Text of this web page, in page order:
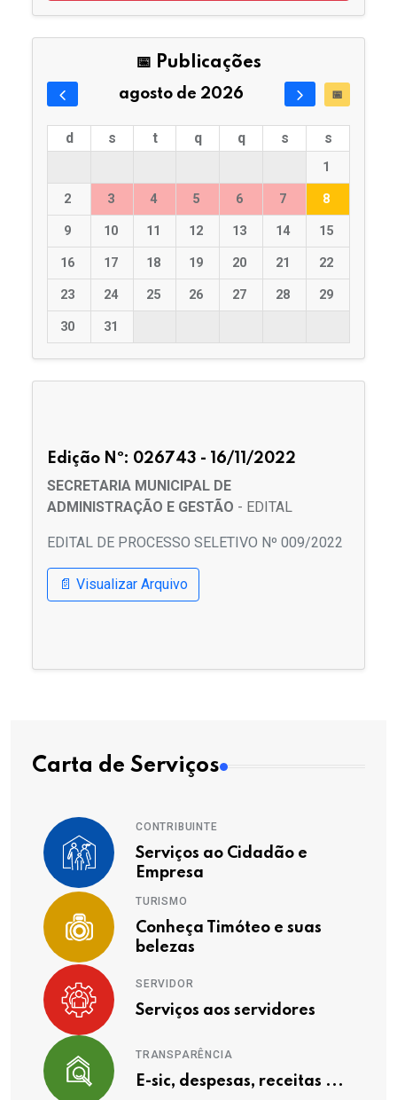
📅 Publicações
agosto de 2026 📅
d s t q q s s
1
2 3 4 5 6 7 8
9 10 11 12 13 14 15
16 17 18 19 20 21 22
23 24 25 26 27 28 29
30 31
Edição Nº: 026743 - 16/11/2022
SECRETARIA MUNICIPAL DE
ADMINISTRAÇÃO E GESTÃO - EDITAL
EDITAL DE PROCESSO SELETIVO Nº 009/2022
📄 Visualizar Arquivo
Carta de Serviços
CONTRIBUINTE
Serviços ao Cidadão e
Empresa
TURISMO
Conheça Timóteo e suas
belezas
SERVIDOR
Serviços aos servidores
TRANSPARÊNCIA
E-sic, despesas, receitas ...